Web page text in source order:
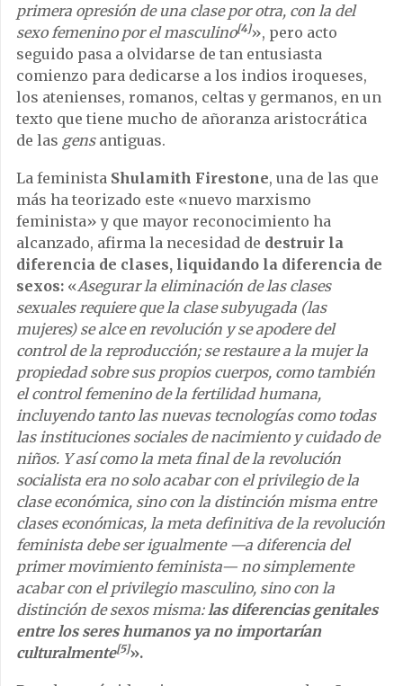
primera opresión de una clase por otra, con la del
sexo femenino por el masculino[4]», pero acto
seguido pasa a olvidarse de tan entusiasta
comienzo para dedicarse a los indios iroqueses,
los atenienses, romanos, celtas y germanos, en un
texto que tiene mucho de añoranza aristocrática
de las gensantiguas.
La feminista Shulamith Firestone, una de las que
más ha teorizado este «nuevo marxismo
feminista» y que mayor reconocimiento ha
alcanzado, afirma la necesidad de destruir la
diferencia de clases, liquidando la diferencia de
sexos: «Asegurar la eliminación de las clases
sexuales requiere que la clase subyugada (las
mujeres) se alce en revolución y se apodere del
control de la reproducción; se restaure a la mujer la
propiedad sobre sus propios cuerpos, como también
el control femenino de la fertilidad humana,
incluyendo tanto las nuevas tecnologías como todas
las instituciones sociales de nacimiento y cuidado de
niños. Y así como la meta final de la revolución
socialista era no solo acabar con el privilegio de la
clase económica, sino con la distinción misma entre
clases económicas, la meta definitiva de la revolución
feminista debe ser igualmente —a diferencia del
primer movimiento feminista— no simplemente
acabar con el privilegio masculino, sino con la
distinción de sexos misma:las diferencias genitales
entre los seres humanos ya no importarían
culturalmente[5]».